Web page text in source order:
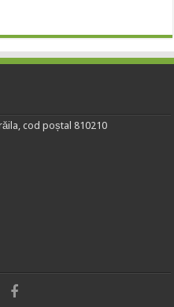
cod poștal 810210